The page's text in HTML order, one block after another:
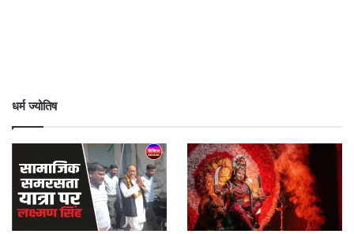
धर्म ज्योतिष